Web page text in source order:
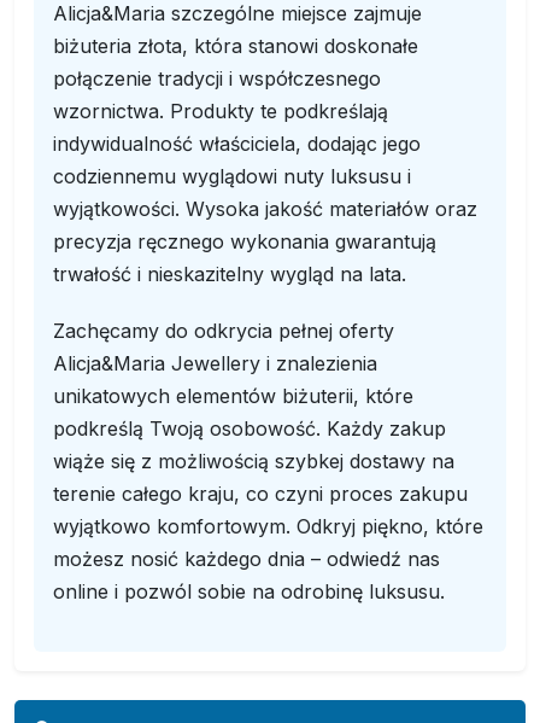
Alicja&Maria szczególne miejsce zajmuje
biżuteria złota, która stanowi doskonałe
połączenie tradycji i współczesnego
wzornictwa. Produkty te podkreślają
indywidualność właściciela, dodając jego
codziennemu wyglądowi nuty luksusu i
wyjątkowości. Wysoka jakość materiałów oraz
precyzja ręcznego wykonania gwarantują
trwałość i nieskazitelny wygląd na lata.
Zachęcamy do odkrycia pełnej oferty
Alicja&Maria Jewellery i znalezienia
unikatowych elementów biżuterii, które
podkreślą Twoją osobowość. Każdy zakup
wiąże się z możliwością szybkej dostawy na
terenie całego kraju, co czyni proces zakupu
wyjątkowo komfortowym. Odkryj piękno, które
możesz nosić każdego dnia – odwiedź nas
online i pozwól sobie na odrobinę luksusu.